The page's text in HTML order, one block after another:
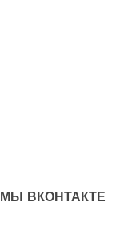
МЫ ВКОНТАКТЕ